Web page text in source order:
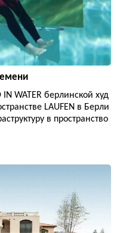
IN WATER берлинской худ
LAUFEN в Берли
в пространство